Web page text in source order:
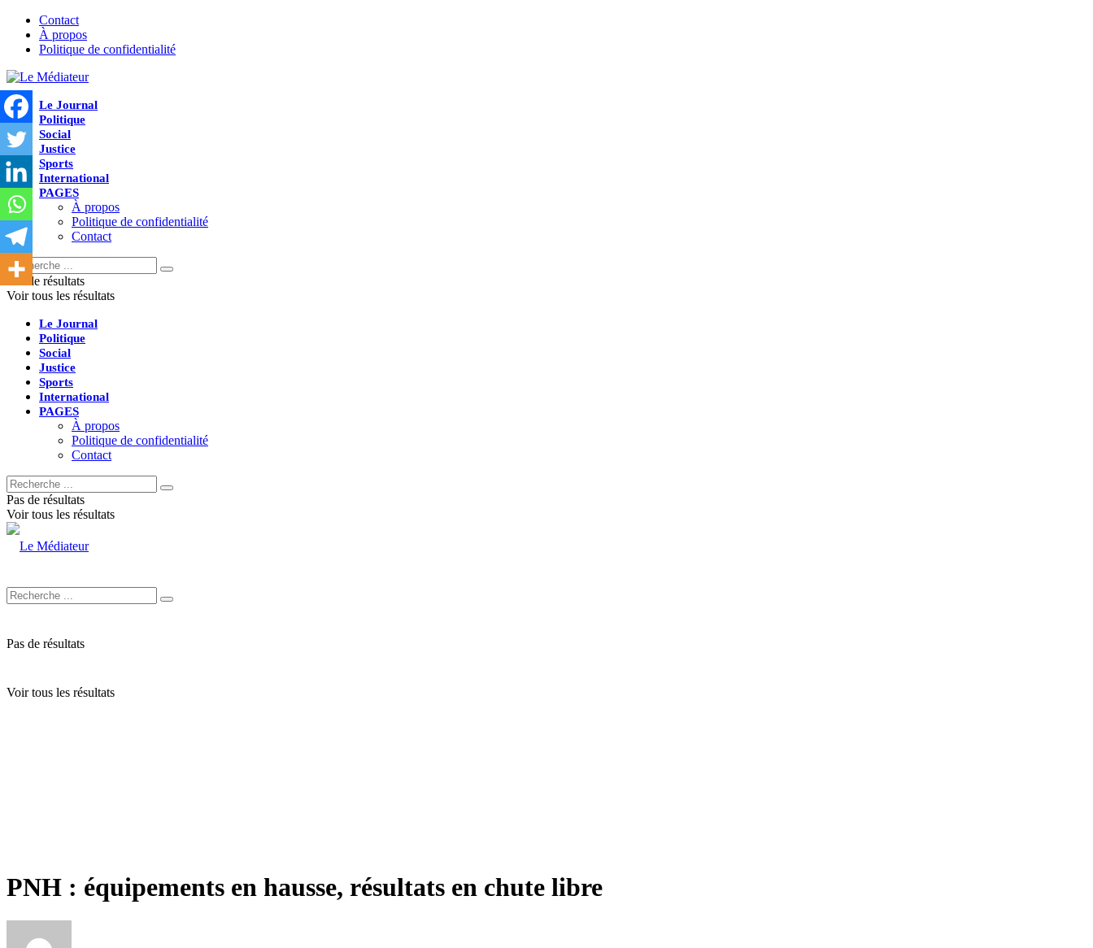
Contact
À propos
Politique de confidentialité
Le Journal
Politique
Social
Justice
Sports
International
PAGES
À propos
Politique de confidentialité
Contact
Pas de résultats
Voir tous les résultats
Le Journal
Politique
Social
Justice
Sports
International
PAGES
À propos
Politique de confidentialité
Contact
Pas de résultats
Voir tous les résultats
Pas de résultats
Voir tous les résultats
PNH : équipements en hausse, résultats en chute libre